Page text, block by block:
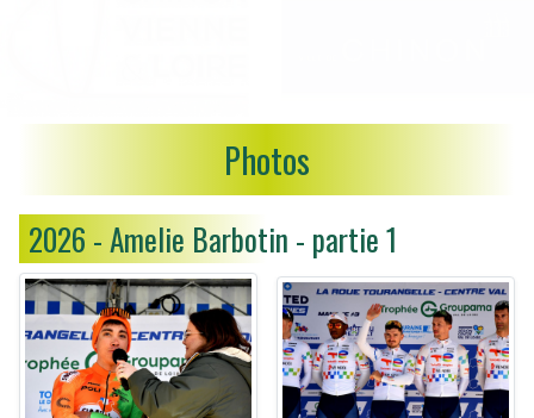
Photos
2026 - Amelie Barbotin - partie 1